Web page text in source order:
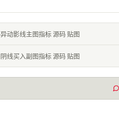
动影线主图指标 源码 贴图
线买入副图指标 源码 贴图